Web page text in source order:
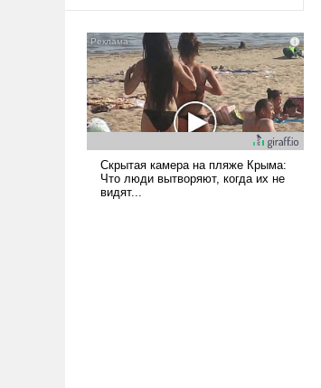
псевдонаучной фантастики,
стало всерьез обсуждаемой
идеей.